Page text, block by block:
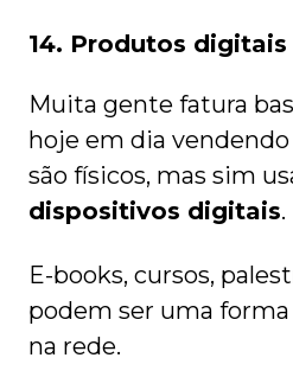
14. Produtos digitais
Muita gente fatura
hoje em dia
são físicos, mas sim
dispositivos digitais.
E-books, cursos,
podem ser uma
na rede.